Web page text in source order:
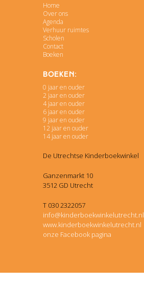
Home
Over ons
Agenda
Verhuur ruimtes
Scholen
Contact
Boeken
Boeken:
0 jaar en ouder
2 jaar en ouder
4 jaar en ouder
6 jaar en ouder
9 jaar en ouder
12 jaar en ouder
14 jaar en ouder
De Utrechtse Kinderboekwinkel
Ganzenmarkt 10
3512 GD Utrecht
T 030 2322057
info@kinderboekwinkelutrecht.nl
www.kinderboekwinkelutrecht.nl
onze Facebook pagina